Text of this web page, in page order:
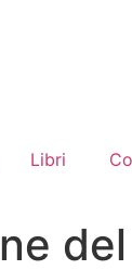
Libri
del